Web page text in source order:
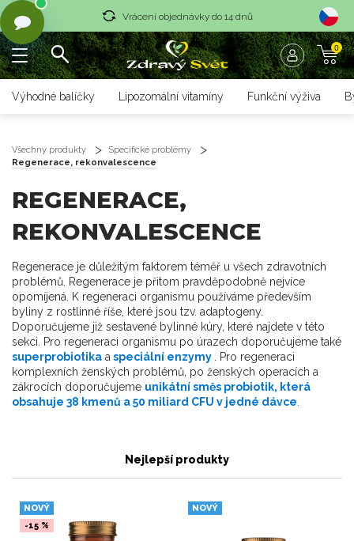
Vrácení objednávky do 14 dnů
Rychlé dodání <36 hodin
Rychlé dodání <36 hodin
0
Výhodné balíčky Lipozomální vitamíny Funkční výživa
Všechny produkty
Specifické problémy
Regenerace, rekonvalescence
REGENERACE,
REKONVALESCENCE
Regenerace je důležitým faktorem téměř u všech zdravotních
problémů. Regenerace je přitom pravděpodobně nejvíce
opomíjená. K regeneraci organismu používáme především
byliny z rostlinné říše, které jsou tzv. adaptogeny.
Doporučujeme již sestavené bylinné kúry, které najdete v této
sekci. Pro regeneraci organismu po úrazech doporučujeme také
superprobiotika a speciální enzymy
. Pro regeneraci
komplexních ženských problémů, po ženských operacích a
zákrocích doporučujeme unikátní směs probiotik, která
obsahuje 38 kmenů a 50 miliard CFU v jedné dávce
Nejlepší produkty
NOVÝ
-15 %
NOVÝ